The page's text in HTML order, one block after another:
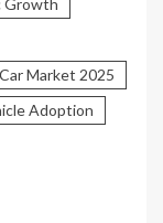
Growth
Market 2025
Adoption